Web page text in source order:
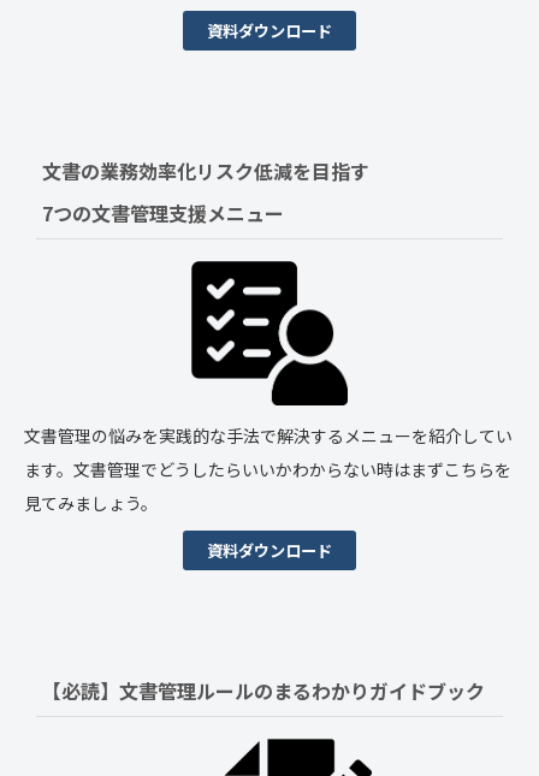
資料ダウンロード
文書の業務効率化リスク低減を目指す
7つの文書管理支援メニュー
文書管理の悩みを実践的な手法で解決するメニューを紹介してい
ます。文書管理でどうしたらいいかわからない時はまずこちらを
見てみましょう。
資料ダウンロード
【必読】文書管理ルールのまるわかりガイドブック